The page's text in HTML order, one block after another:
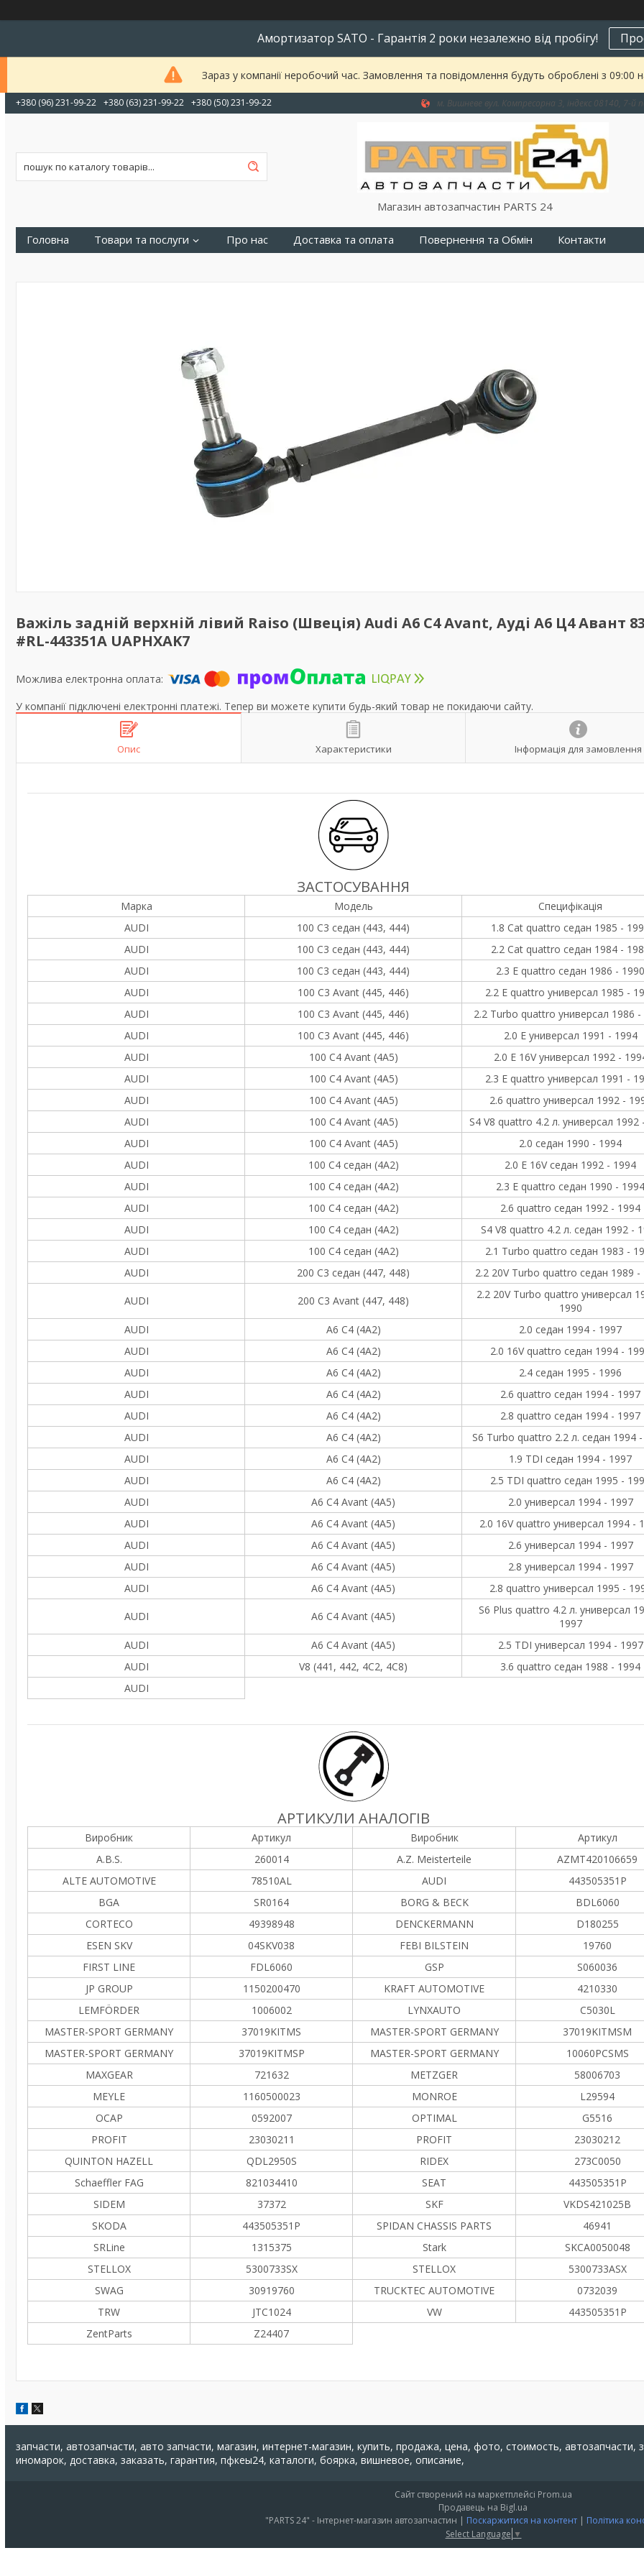
Амортизатор SATO - Гарантія 2 роки незалежно від пробігу!
Зараз у компанії неробочий час. Замовлення та повідомлення будуть оброблені з
+380 (96) 231-99-22 +380 (63) 231-99-22 +380 (50) 231-99-22 м. Вишневе вул. Компресорна 3, індекс 08140, 7-й
Магазин автозапчастин PARTS 24
Головна Товари та послуги Про нас Доставка та оплата Повернення та Обмін Контакти
Важіль задній верхній лівий Raiso (Швеція) Audi A6 C4 Avant, Ауді А6 Ц4 Авант
#RL-443351A UAPHXAK7
У компанії підключені електронні платежі. Тепер ви можете купити будь-який товар не покидаючи сайту.
Опис Характеристики Інформація для замовлення
ЗАСТОСУВАННЯ
Марка Модель
Специфікація
AUDI
100 C3 седан (443, 444)
1.8 Cat quattro седан 1985 -
AUDI
100 C3 седан (443, 444)
2.2 Cat quattro седан 1984 -
AUDI
100 C3 седан (443, 444)
2.3 E quattro седан 1986 - 1990
AUDI
100 C3 Avant (445, 446)
2.2 E quattro универсал 1985 -
AUDI
100 C3 Avant (445, 446)
2.2 Turbo quattro универсал 1986 -
AUDI
100 C3 Avant (445, 446)
2.0 E универсал 1991 - 1994
AUDI
100 C4 Avant (4A5)
2.0 E 16V универсал 1992 -
AUDI
100 C4 Avant (4A5)
2.3 E quattro универсал 1991 -
AUDI
100 C4 Avant (4A5)
2.6 quattro универсал 1992 -
AUDI
100 C4 Avant (4A5)
S4 V8 quattro 4.2 л. универсал 1992
AUDI
100 C4 Avant (4A5)
2.0 седан 1990 - 1994
AUDI
100 C4 седан (4A2)
2.0 E 16V седан 1992 - 1994
AUDI
100 C4 седан (4A2)
2.3 E quattro седан 1990 - 1994
AUDI
100 C4 седан (4A2)
2.6 quattro седан 1992 - 1994
AUDI
100 C4 седан (4A2)
S4 V8 quattro 4.2 л. седан 1992 -
AUDI
100 C4 седан (4A2)
2.1 Turbo quattro седан 1983 -
AUDI
200 C3 седан (447, 448) 2.2 20V Turbo quattro седан 1989 -
AUDI 200 C3 Avant (447, 448)
2.2 20V Turbo quattro универсал
1990
AUDI
A6 C4 (4A2)
2.0 седан 1994 - 1997
AUDI
A6 C4 (4A2)
2.0 16V quattro седан 1994 -
AUDI
A6 C4 (4A2)
2.4 седан 1995 - 1996
AUDI
A6 C4 (4A2)
2.6 quattro седан 1994 - 1997
AUDI
A6 C4 (4A2)
2.8 quattro седан 1994 - 1997
AUDI
A6 C4 (4A2)
S6 Turbo quattro 2.2 л. седан 1994
AUDI
A6 C4 (4A2)
1.9 TDI седан 1994 - 1997
AUDI
A6 C4 (4A2)
2.5 TDI quattro седан 1995 -
AUDI
A6 C4 Avant (4A5)
2.0 универсал 1994 - 1997
AUDI
A6 C4 Avant (4A5)
2.0 16V quattro универсал 1994 -
AUDI
A6 C4 Avant (4A5)
2.6 универсал 1994 - 1997
AUDI
A6 C4 Avant (4A5)
2.8 универсал 1994 - 1997
AUDI
A6 C4 Avant (4A5) 2.8 quattro универсал 1995 -
AUDI A6 C4 Avant (4A5)
S6 Plus quattro 4.2 л. универсал
1997
AUDI
A6 C4 Avant (4A5)
2.5 TDI универсал 1994 - 1997
AUDI
V8 (441, 442, 4C2, 4C8)
3.6 quattro седан 1988 - 1994
AUDI
АРТИКУЛИ АНАЛОГІВ
Виробник Артикул Виробник
Артикул
A.B.S.
260014 A.Z. Meisterteile
AZMT420106659
ALTE AUTOMOTIVE
78510AL AUDI
443505351P
BGA
SR0164 BORG & BECK
BDL6060
CORTECO
49398948 DENCKERMANN
D180255
ESEN SKV
04SKV038 FEBI BILSTEIN
19760
FIRST LINE
FDL6060 GSP
S060036
JP GROUP
1150200470 KRAFT AUTOMOTIVE
4210330
LEMFÖRDER
1006002 LYNXAUTO
C5030L
MASTER-SPORT GERMANY
37019KITMS MASTER-SPORT GERMANY
37019KITMSM
MASTER-SPORT GERMANY
37019KITMSP MASTER-SPORT GERMANY
10060PCSMS
MAXGEAR
721632 METZGER
58006703
MEYLE
1160500023 MONROE
L29594
OCAP
0592007 OPTIMAL
G5516
PROFIT
23030211 PROFIT
23030212
QUINTON HAZELL
QDL2950S RIDEX
273C0050
Schaeffler FAG
821034410 SEAT
443505351P
SIDEM
37372 SKF
VKDS421025B
SKODA
443505351P SPIDAN CHASSIS PARTS
46941
SRLine
1315375 Stark
SKCA0050048
STELLOX
5300733SX STELLOX
5300733ASX
SWAG
30919760 TRUCKTEC AUTOMOTIVE
0732039
TRW
JTC1024 VW
443505351P
ZentParts
Z24407
запчасти, автозапчасти, авто запчасти, магазин, интернет-магазин, купить, продажа, цена, фото, стоимость,
иномарок, доставка, заказать, гарантия, пфкеы24, каталоги, боярка, вишневое, описание,
Сайт створений на маркетплейсі Prom.ua
Продавець на Bigl.ua
"PARTS 24" - Інтернет-магазин автозапчастин | Поскаржитися на контент | Політика
Select Language ▼